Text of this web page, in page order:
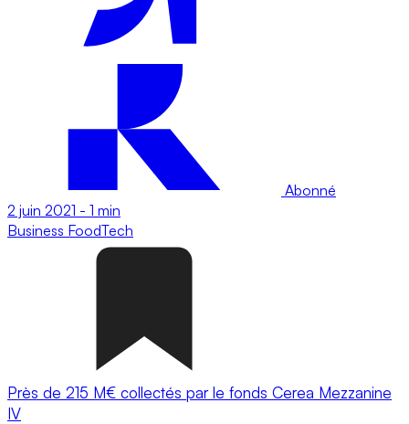
Abonné
2 juin 2021 - 1 min
Business FoodTech
Près de 215 M€ collectés par le fonds Cerea Mezzanine
IV